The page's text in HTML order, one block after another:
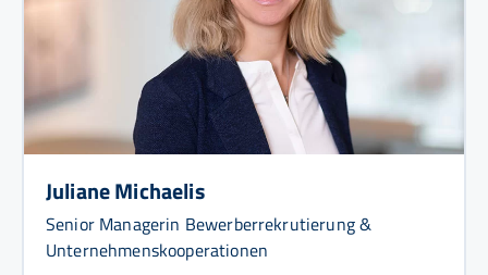
Juliane Michaelis
Senior Managerin Bewerberrekrutierung &
Unternehmenskooperationen